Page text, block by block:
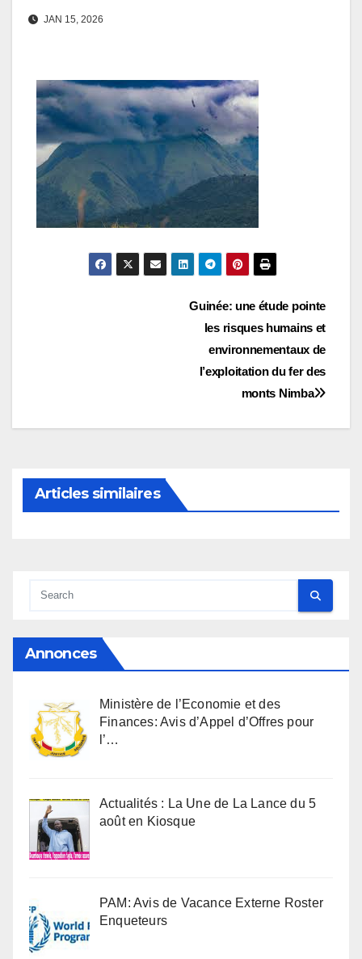
JAN 15, 2026
Guinée: une étude pointe
les risques humains et
environnementaux de
l’exploitation du fer des
monts Nimba
Articles similaires
Annonces
Ministère de l’Economie et des
Finances: Avis d’Appel d’Offres pour
l’…
Actualités : La Une de La Lance du 5
août en Kiosque
PAM: Avis de Vacance Externe Roster
Enqueteurs